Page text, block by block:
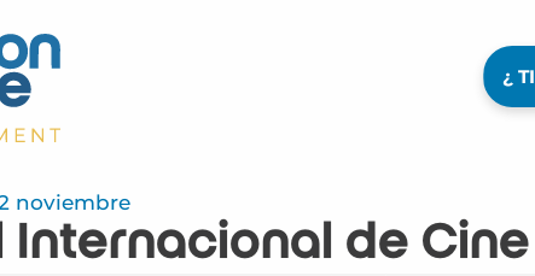
¿
noviembre
Internacional de